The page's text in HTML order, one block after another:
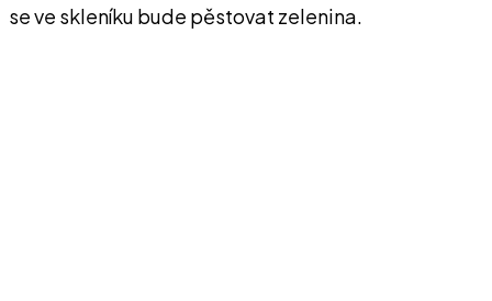
se ve skleníku bude pěstovat zelenina.